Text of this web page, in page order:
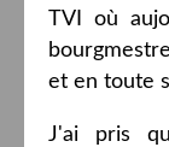
TVI où
et en toute
J'ai pris